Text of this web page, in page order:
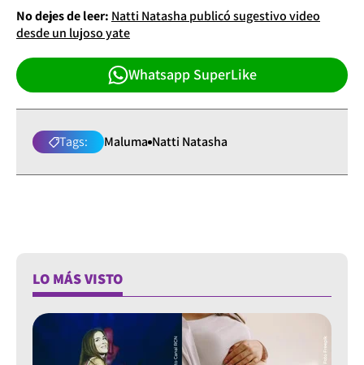
No dejes de leer: Natti Natasha publicó sugestivo video
desde un lujoso yate
Whatsapp SuperLike
Tags: Maluma Natti Natasha
LO MÁS VISTO